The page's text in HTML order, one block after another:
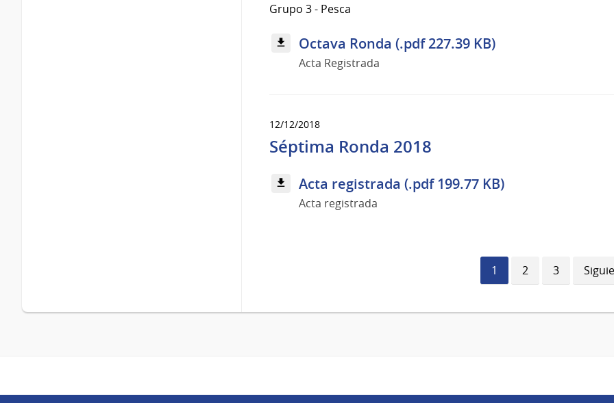
Grupo 3 - Pesca
Octava Ronda (.pdf 227.39 KB)
Acta Registrada
12/12/2018
Séptima Ronda 2018
Acta registrada (.pdf 199.77 KB)
Acta registrada
Página
actual
1 Página
2 Página
3